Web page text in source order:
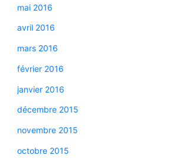
mai 2016
avril 2016
mars 2016
février 2016
janvier 2016
décembre 2015
novembre 2015
octobre 2015